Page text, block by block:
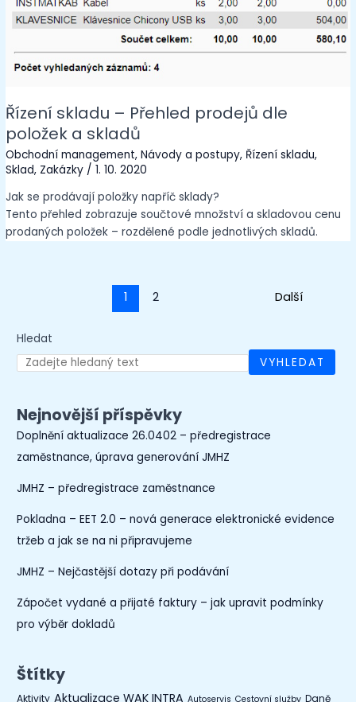
Řízení skladu – Přehled prodejů dle
položek a skladů
Obchodní management,Návody a postupy, Řízení skladu,
Sklad, Zakázky /1. 10. 2020
Jak se prodávají položky napříč sklady?
Tento přehled zobrazuje součtové množství a skladovou cenu
prodaných položek – rozdělené podle jednotlivých skladů.
1 2 Next
Hledat
VYHLEDAT
Nejnovější příspěvky
Doplnění aktualizace 26.0402 – předregistrace
zaměstnance, úprava generování JMHZ
JMHZ – předregistrace zaměstnance
Pokladna – EET 2.0 – nová generace elektronické evidence
tržeb a jak se na ni připravujeme
JMHZ – Nejčastější dotazy při podávání
Zápočet vydané a přijaté faktury – jak upravit podmínky
pro výběr dokladů
Štítky
Aktivity Aktualizace WAK INTRA Autoservis Cestovní služby Daně